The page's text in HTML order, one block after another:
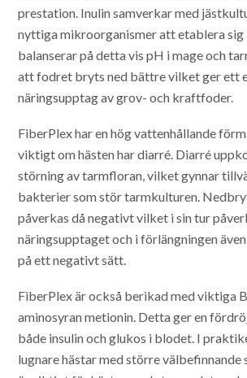
prestation. Inulin samverkar med
nyttiga mikroorganismer att etablera sig
balanserar på detta vis pH i mage och
att fodret bryts ned bättre vilket ger ett
näringsupptag av grov- och kraftfoder.
FiberPlex har en hög vattenhållande
viktigt om hästen har diarré. Diarré
störning av tarmfloran, vilket gynnar
bakterier som stör tarmkulturen.
påverkas då negativt vilket i sin tur
näringsupptaget och i förlängningen
på ett negativt sätt.
FiberPlex är också berikad med viktiga
aminosyran metionin. Detta ger en
både insulin och glukos i blodet. I
lugnare hästar med större